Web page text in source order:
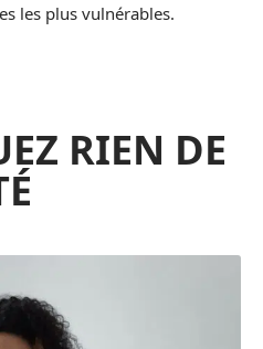
les plus vulnérables.
RIEN DE